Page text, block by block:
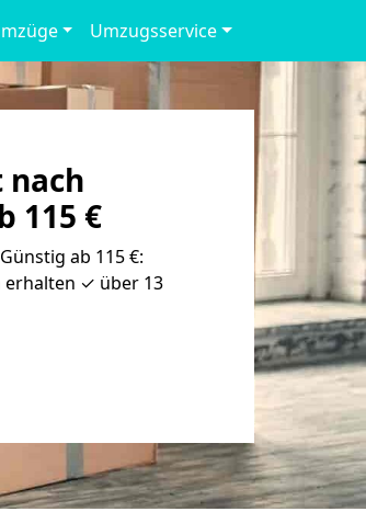
Umzugsservice
115 €
ab 115 €:
erhalten ✓ über 13